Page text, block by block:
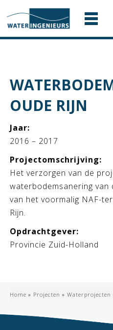
OUDE RIJN
Jaar:
2016 – 2017
Projectomschrijving:
Het verzorgen van de
waterbodemsanering
van het voormalig NAF-
Rijn.
Opdrachtgever:
Provincie Zuid-Holland
Home » Projecten » Waterprojecten